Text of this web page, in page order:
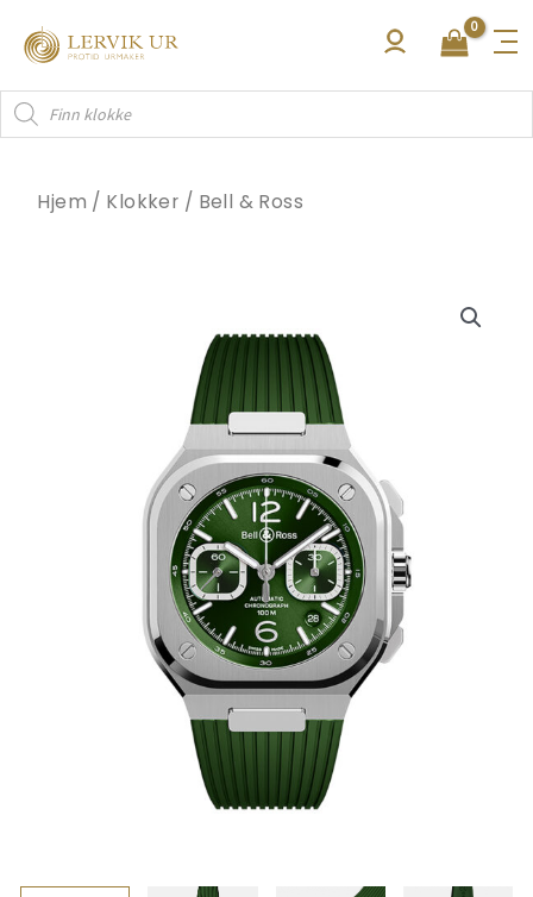
rett
innholdet
Products
search
Hjem / Klokker / Bell & Ross